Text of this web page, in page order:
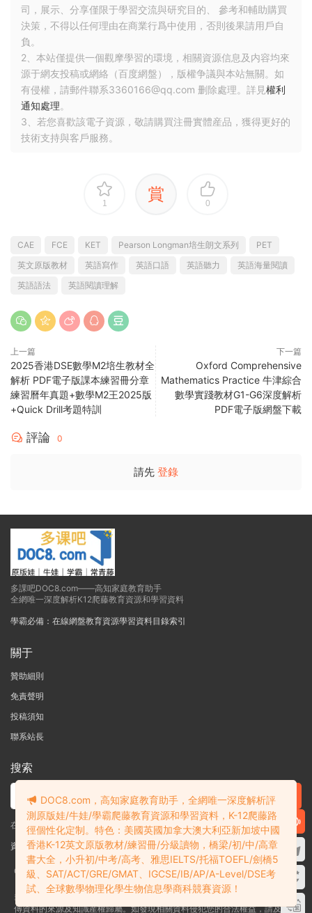
司，展示、分享僅限于學習交流與研究目的、 參考和輔助購買
決策，不得以任何理由在商業行爲中使用，否則後果請用戶自
負。
2、本站僅提供一個觀摩學習的環境，相關資源信息及内容均來
源于網友投稿或網絡（百度網盤），版權争議與本站無關。如
有侵權，請郵件聯系3360166@qq.com 删除處理。詳見權利
通知處理。
3、若您喜歡該電子資源，敬請購買注冊實體産品，獲得更好的
技術支持與客戶服務。
1 賞 0
CAE FCE KET Pearson Longman培生朗文系列
PET
英文原版教材
英語寫作 英語口語 英語聽力
英語海量閱讀
英語語法
英語閱讀理解
上一篇
2025香港DSE數學M2培生教材全
解析 PDF電子版課本練習冊分章
練習曆年真題+數學M2王2025版
+Quick Drill考題特訓
下一篇
Oxford Comprehensive
Mathematics Practice 牛津綜合
數學實踐教材G1-G6深度解析
PDF電子版網盤下載
評論 0
請先 登錄
多課吧DOC8.com——高知家庭教育助手
全網唯一深度解析K12爬藤教育資源和學習資料
學霸必備：在線網盤教育資源學習資料目錄索引
關于
贊助細則
免責聲明
投稿須知
聯系站長
搜索
在線搜索GK-G12海量英文原版教材/章節書/國際考試/學科競賽資料！
資料失效？沒找到需要的？網站意見建議？請提交工單查看我的工單
Copyright © 2004-2026 多課吧DOC8.com 渝ICP備2022004389号-1
渝公
網安備50010502003111号
多課吧DOC8.com是一個資料信息評測及分享獲取的平台，不确保部分用戶上
傳資料的來源及知識産權歸屬。如發現相關資料侵犯您的合法權益，請及時聯
DOC8.com，高知家庭教育助手，全網唯一深度解析評
測原版娃/牛娃/學霸爬藤教育資源和學習資料，K-12爬藤路
徑個性化定制。特色：美國英國加拿大澳大利亞新加坡中國
香港K-12英文原版教材/練習冊/分級讀物，橋梁/初/中/高章
書大全，小升初/中考/高考、雅思IELTS/托福TOEFL/劍橋5
級、SAT/ACT/GRE/GMAT、IGCSE/IB/AP/A-Level/DSE考
試、全球數學物理化學生物信息學商科競賽資源！